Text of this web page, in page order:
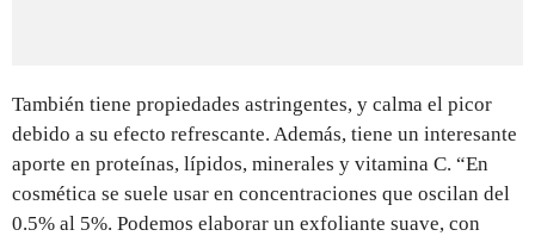
También tiene propiedades astringentes, y calma el picor
debido a su efecto refrescante. Además, tiene un interesante
aporte en proteínas, lípidos, minerales y vitamina C. “En
cosmética se suele usar en concentraciones que oscilan del
0.5% al 5%. Podemos elaborar un exfoliante suave, con